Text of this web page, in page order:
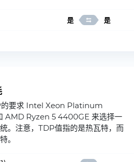
是 是
的要求 Intel Xeon Platinum
AMD Ryzen 5 4400GE 来选择一
。注意，TDP值指的是热瓦特，而
。